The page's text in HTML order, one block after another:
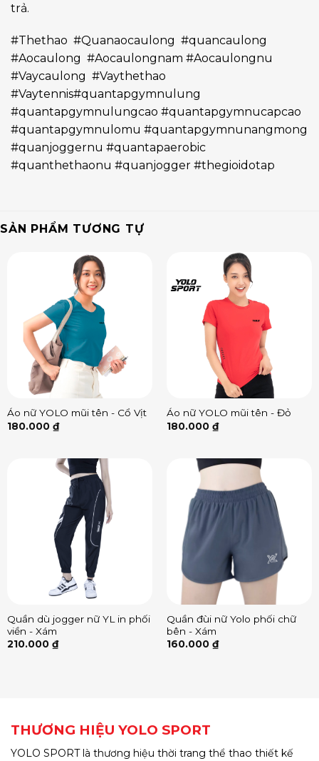
trả.
#Thethao #Quanaocaulong #quancaulong
#Aocaulong #Aocaulongnam #Aocaulongnu
#Vaycaulong #Vaythethao
#Vaytennis#quantapgymnulung
#quantapgymnulungcao #quantapgymnucapcao
#quantapgymnulomu #quantapgymnunangmong
#quanjoggernu #quantapaerobic
#quanthethaonu #quanjogger #thegioidotap
SẢN PHẨM TƯƠNG TỰ
Áo nữ YOLO mũi tên - Cổ Vịt
180.000 ₫
Áo nữ YOLO mũi tên - Đỏ
180.000 ₫
Quần dù jogger nữ YL in phối
viền - Xám
210.000 ₫
Quần đùi nữ Yolo phối chữ
bên - Xám
160.000 ₫
THƯƠNG HIỆU YOLO SPORT
YOLO SPORT là thương hiệu thời trang thể thao thiết kế